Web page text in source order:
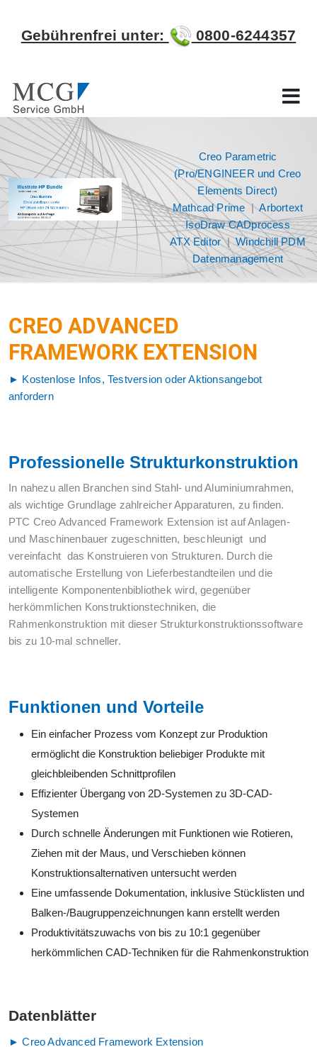
Gebührenfrei unter: 0800-6244357
Creo Parametric
(Pro/ENGINEER und Creo
Elements Direct)
Mathcad Prime |Arbortext
IsoDraw CADprocess
ATX Editor|Windchill PDM
Datenmanagement
CREO ADVANCED
FRAMEWORK EXTENSION
► Kostenlose Infos, Testversion oder Aktionsangebot
anfordern
Professionelle Strukturkonstruktion
In nahezu allen Branchen sind Stahl- und Aluminiumrahmen,
als wichtige Grundlage zahlreicher Apparaturen, zu finden.
PTC Creo Advanced Framework Extension ist auf Anlagen-
und Maschinenbauer zugeschnitten, beschleunigt und
vereinfacht das Konstruieren von Strukturen. Durch die
automatische Erstellung von Lieferbestandteilen und die
intelligente Komponentenbibliothek wird, gegenüber
herkömmlichen Konstruktionstechniken, die
Rahmenkonstruktion mit dieser Strukturkonstruktionssoftware
bis zu 10-mal schneller.
Funktionen und Vorteile
Ein einfacher Prozess vom Konzept zur Produktion
ermöglicht die Konstruktion beliebiger Produkte mit
gleichbleibenden Schnittprofilen
Effizienter Übergang von 2D-Systemen zu 3D-CAD-
Systemen
Durch schnelle Änderungen mit Funktionen wie Rotieren,
Ziehen mit der Maus, und Verschieben können
Konstruktionsalternativen untersucht werden
Eine umfassende Dokumentation, inklusive Stücklisten und
Balken-/Baugruppenzeichnungen kann erstellt werden
Produktivitätszuwachs von bis zu 10:1 gegenüber
herkömmlichen CAD-Techniken für die Rahmenkonstruktion
Datenblätter
► Creo Advanced Framework Extension